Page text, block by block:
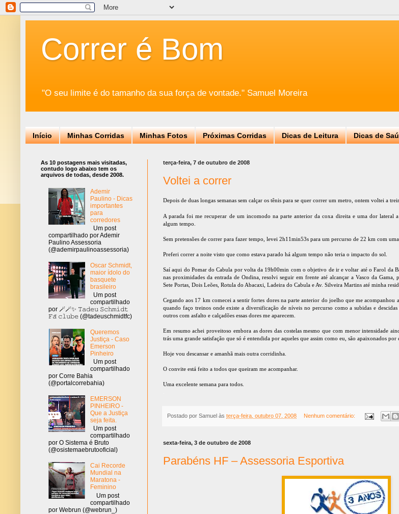
Correr é Bom
"O seu limite é do tamanho da sua força de vontade." Samuel Moreira
Início Minhas Corridas Minhas Fotos Próximas Corridas Dicas de Leitura Dicas de
terça-feira, 7 de outubro de 2008
Voltei a correr
Depois de duas longas semanas sem calçar os tênis para se quer correr um metro, ontem voltei a
A parada foi me recuperar de um incomodo na parte anterior da coxa direita e uma dor lateral
algum tempo.
Sem pretensões de correr para fazer tempo, levei 2h11min53s para um percurso de 22 km com
Preferi correr a noite visto que como estava parado há algum tempo não teria o impacto do sol.
Saí aqui do Pomar do Cabula por volta da 19h00min com o objetivo de ir e voltar até o Farol da
nas proximidades da entrada de Ondina, resolvi seguir em frente até alcançar a Vasco da Gama,
Sete Portas, Dois Leões, Rotula do Abacaxi, Ladeira do Cabula e Av. Silveira Martins até minha
Cegando aos 17 km comecei a sentir fortes dores na parte anterior do joelho que me acompanhou
quando faço treinos onde existe a diversificação de níveis no percurso como a subidas e
outros com asfalto e calçadões essas dores me aparecem.
Em resumo achei proveitoso embora as dores das costelas mesmo que com menor intensidade
trás uma grande satisfação que só é entendida por aqueles que assim como eu, são apaixonados por
Hoje vou descansar e amanhã mais outra corridinha.
O convite está feito a todos que queiram me acompanhar.
Uma excelente semana para todos.
Postado por Samuel às terça-feira, outubro 07, 2008 Nenhum comentário:
sexta-feira, 3 de outubro de 2008
Parabéns HF – Assessoria Esportiva
As 10 postagens mais visitadas,
contudo logo abaixo tem os
arquivos de todas, desde 2008.
Ademir
Paulino - Dicas
importantes
para
corredores
Um post
compartilhado por Ademir
Paulino Assessoria
(@ademirpaulinoassessoria)
Oscar Schmidt,
maior ídolo do
basquete
brasileiro
Um post
compartilhado
por 🪄🪄✨ 𝚃𝚊𝚍𝚎𝚞 𝚂𝚌𝚑𝚖𝚒𝚍𝚝
𝙵𝚊̃ 𝚌𝚕𝚞𝚋𝚎 (@tadeuschmidtfc)
Queremos
Justiça - Caso
Emerson
Pinheiro
Um post
compartilhado
por Corre Bahia
(@portalcorrebahia)
EMERSON
PINHEIRO -
Que a Justiça
seja feita.
Um post
compartilhado
por O Sistema é Bruto
(@osistemaebrutooficial)
Cai Recorde
Mundial na
Maratona -
Feminino
Um post
compartilhado
por Webrun (@webrun_)